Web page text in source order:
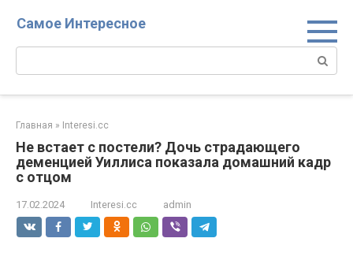
Самое Интересное
Поиск:
Главная » Interesi.cc
Не встает с постели? Дочь страдающего
деменцией Уиллиса показала домашний кадр
с отцом
17.02.2024 Interesi.cc admin